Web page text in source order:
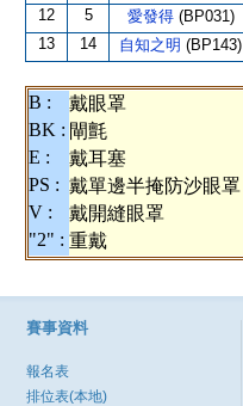
12 5 愛發得 (BP031)
13 14 自知之明 (BP143)
B : 戴眼罩
BK : 閘氈
E :
戴耳塞
PS : 戴單邊半掩防沙眼罩
V :
戴開縫眼罩
"2" : 重戴
賽事資料
報名表
排位表(本地)